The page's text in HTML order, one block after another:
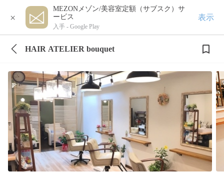
×
MEZONメゾン/美容室定額（サブスク）サ
ービス
入手 - Google Play
表示
HAIR ATELIER bouquet